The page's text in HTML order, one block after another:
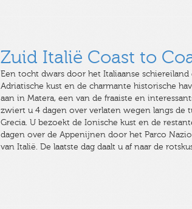
Zuid Italië Coast to
Een tocht dwars door het Italiaanse schiereiland
Adriatische kust en de charmante historische
aan in Matera, een van de fraaiste en
zwiert u 4 dagen over verlaten wegen langs de
Grecia. U bezoekt de Ionische kust en de
dagen over de Appenijnen door het Parco
van Italië. De laatste dag daalt u af naar de